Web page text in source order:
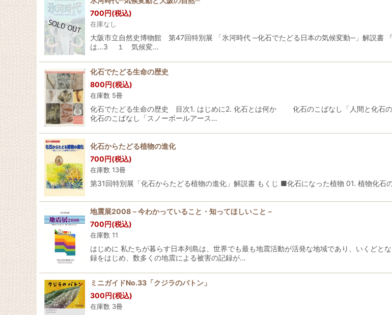
700円(税込)
在庫なし
大阪市立自然史博物館 第47回特別展 「氷河時代 ─化石でたどる日本の気候変動─」解説
は…3 １ 気候変…
化石でたどる生命の歴史
800円(税込)
在庫数 5冊
化石でたどる生命の歴史 目次1. はじめに2. 化石とは何か 化石のこばなし「人間と化
化石のこばなし「スノーボールアース…
化石からたどる植物の進化
700円(税込)
在庫数 13冊
第31回特別展「化石からたどる植物の進化」解説書 もくじ ■化石になった植物 01. 植物化
地震展2008－今わかっていること・知ってほしいこと－
700円(税込)
在庫数 11
はじめに 私たちが暮らす日本列島は、世界でも最も地震活動が活発な地域であり、いくどと
録をはじめ、数多くの地震による被害の記録が…
ミニガイドNo.33「クジラのバトン」
300円(税込)
在庫数 3冊